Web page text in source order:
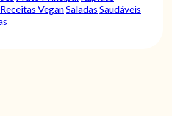
Receitas VeganSaladasSaudáveis